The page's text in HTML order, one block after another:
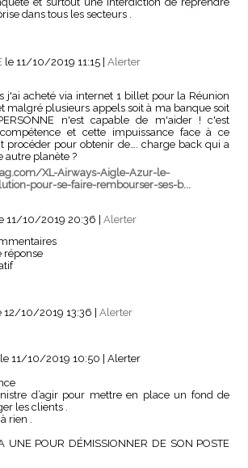
dans tous les secteurs .
le 11/10/2019 11:15 Alerter
j'ai acheté via internet 1 billet pour la Réunion
malgré plusieurs appels soit à ma banque soit
n'est capable de m'aider ! c'est
et cette impuissance face à ce
procéder pour obtenir de…. charge back qui a
autre planète ?
XL-Airways-Aigle-Azur-le-
pour-se-faire-rembourser-ses-b...
11/10/2019 20:36
Alerter
réponse
12/10/2019 13:36
Alerter
le 11/10/2019 10:50 | Alerter
d’agir pour mettre en place un fond de
les clients .
rien .
UNE POUR DÉMISSIONNER DE SON POSTE